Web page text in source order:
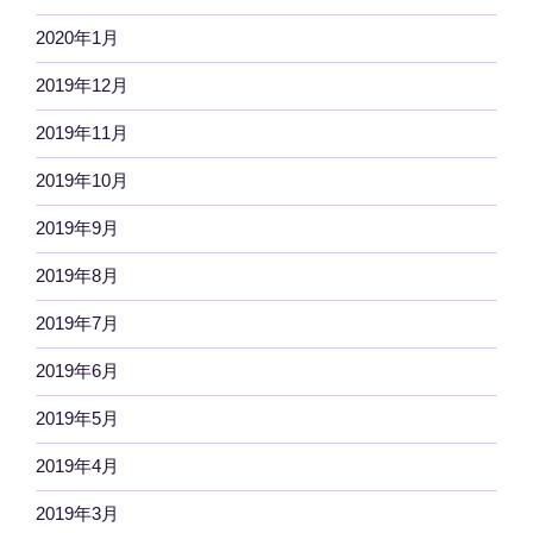
2020年1月
2019年12月
2019年11月
2019年10月
2019年9月
2019年8月
2019年7月
2019年6月
2019年5月
2019年4月
2019年3月